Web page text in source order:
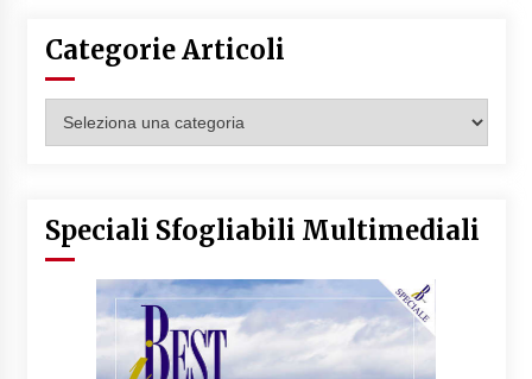
Categorie Articoli
Articoli
Speciali Sfogliabili Multimediali